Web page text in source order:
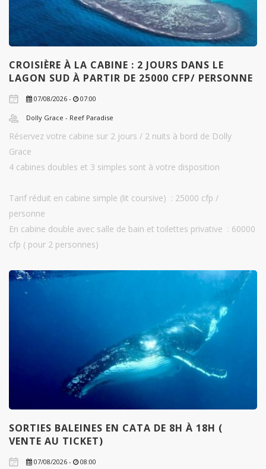
CROISIÈRE À LA CABINE : 2 JOURS DANS LE
LAGON SUD À PARTIR DE 25000 CFP/ PERSONNE
07/08/2026 - 07:00
Dolly Grace - Reef Paradise
Réservez votre cabine sur 2 jours / 2 nuits à bord de Dolly
Grace
4 cabines doubles et 3 simples sont à votre disposition
Tarif réduit en cabine simple (lit coursive) : 25000 cfp /
personne
En cabine double avec salle de bain et toilettes privative : 60000
cfp ( pour 2 personnes)
SORTIES BALEINES EN CATA DE 8H À 18H (
VENTE AU TICKET)
07/08/2026 - 08:00